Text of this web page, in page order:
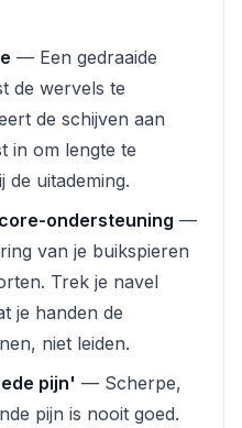
— Een gedraaide
de wervels te
de schijven aan
in om lengte te
de uitademing.
ondersteuning —
van je buikspieren
Trek je navel
je handen de
niet leiden.
pijn' — Scherpe,
pijn is nooit goed.